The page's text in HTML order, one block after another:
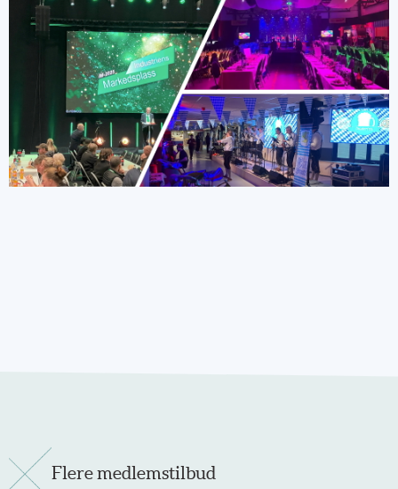
Flere medlemstilbud